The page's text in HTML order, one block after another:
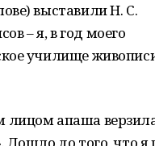
выставили Н. С.
– я, в год моего
училище
лицом апаша